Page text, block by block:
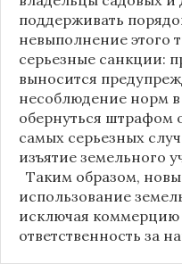
поддерживать
невыполнение этого
серьезные санкции:
выносится
несоблюдение норм
обернуться штрафом
самых серьезных
изъятие земельного
Таким образом,
использование
исключая коммерцию
ответственность за